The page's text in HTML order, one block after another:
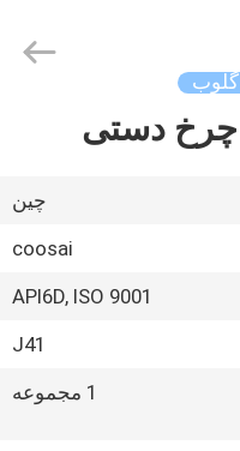
چین
coosai
API6D, ISO 9001
J41
1 مجموعه